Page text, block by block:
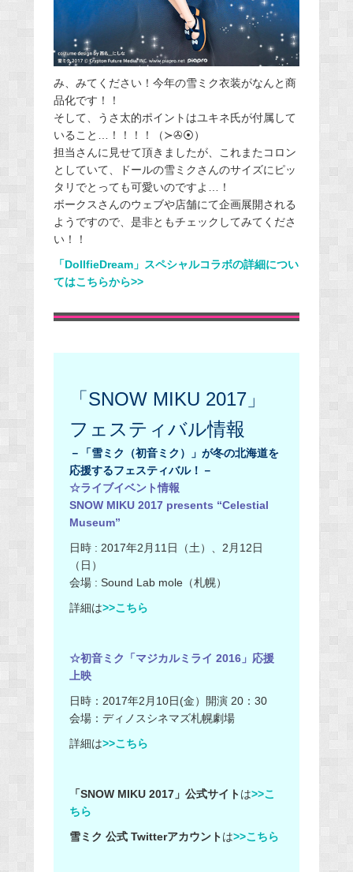
み、みてください！今年の雪ミク衣装がなんと商
品化です！！
そして、うさ太的ポイントはユキネ氏が付属して
いること…！！！！（≻✇⦿）
担当さんに見せて頂きましたが、これまたコロン
としていて、ドールの雪ミクさんのサイズにピッ
タリでとっても可愛いのですよ…！
ボークスさんのウェブや店舗にて企画展開される
ようですので、是非ともチェックしてみてくださ
い！！
「DollfieDream」スペシャルコラボの詳細につい
てはこちらから>>
「SNOW MIKU 2017」
フェスティバル情報
－「雪ミク（初音ミク）」が冬の北海道を
応援するフェスティバル！－
☆ライブイベント情報
SNOW MIKU 2017 presents “Celestial
Museum”
日時 : 2017年2月11日（土）、2月12日
（日）
会場 : Sound Lab mole（札幌）
詳細は>>こちら
☆初音ミク「マジカルミライ 2016」応援
上映
日時：2017年2月10日(金）開演 20：30
会場：ディノスシネマズ札幌劇場
詳細は>>こちら
「SNOW MIKU 2017」公式サイトは>>こ
ちら
雪ミク 公式 Twitterアカウントは>>こちら